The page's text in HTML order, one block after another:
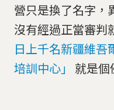
營只是換了名字，
沒有經過正當審判
日上千名新疆維吾
培訓中心」
就是個